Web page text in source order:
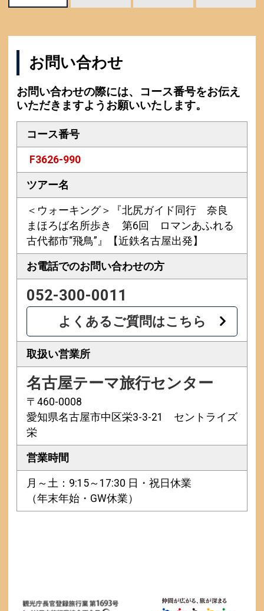
お問い合わせ
お問い合わせの際には、コース番号をお伝え
いただきますようお願いいたします。
コース番号
F3626-990
ツアー名
＜ウォーキング＞『北尻ガイド同行 奈良
まほろば名所歩き 第6回 ロマンあふれる
古代都市“飛鳥”』【近鉄名古屋出発】
お電話でのお問い合わせの方
052-300-0011
よくあるご質問はこちら
取扱い営業所
名古屋テーマ旅行センター
〒460-0008
愛知県名古屋市中区栄3-3-21 セントライズ
栄
営業時間
月～土：9:15～17:30 日・祝日休業
（年末年始・GW休業）